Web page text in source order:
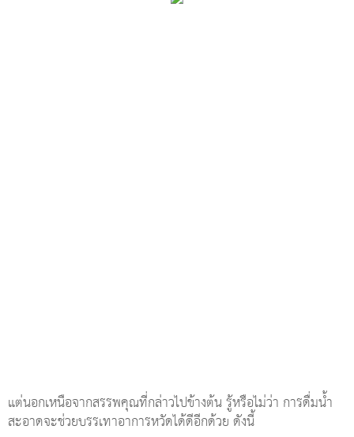
แต่นอกเหนือจากสรรพคุณที่กล่าวไปข้างต้น รู้หรือไม่ว่า การดื่มน้ำ
สะอาดจะช่วยบรรเทาอาการหวัดได้ดีอีกด้วย ดังนี้